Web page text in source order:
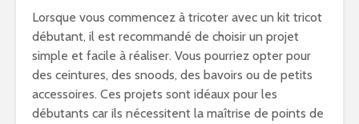
Lorsque vous commencez à tricoter avec un kit tricot
débutant, il est recommandé de choisir un projet
simple et facile à réaliser. Vous pourriez opter pour
des ceintures, des snoods, des bavoirs ou de petits
accessoires. Ces projets sont idéaux pour les
débutants car ils nécessitent la maîtrise de points de